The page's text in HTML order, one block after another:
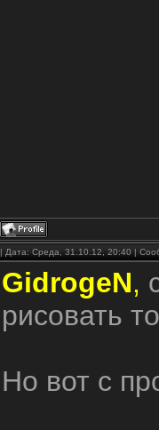
| Дата: Среда, 31.10.12, 20:40 |
GidrogeN,
рисовать
Но вот с